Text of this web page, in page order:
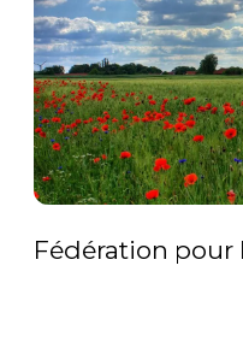
Fédération